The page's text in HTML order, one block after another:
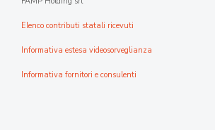
Elenco contributi statali ricevuti
Informativa estesa videosorveglianza
Informativa fornitori e consulenti